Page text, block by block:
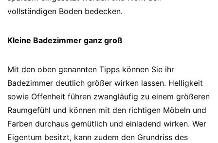
vollständigen Boden bedecken.
Kleine Badezimmer ganz groß
Mit den oben genannten Tipps können Sie ihr
Badezimmer deutlich größer wirken lassen. Helligkeit
sowie Offenheit führen zwangläufig zu einem größeren
Raumgefühl und können mit den richtigen Möbeln und
Farben durchaus gemütlich und einladend wirken. Wer
Eigentum besitzt, kann zudem den Grundriss des